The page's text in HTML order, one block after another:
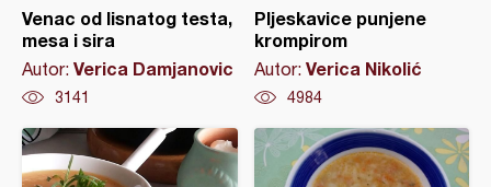
Venac od lisnatog testa,
mesa i sira
Autor: Verica Damjanovic
3141
Pljeskavice punjene
krompirom
Autor: Verica Nikolić
4984